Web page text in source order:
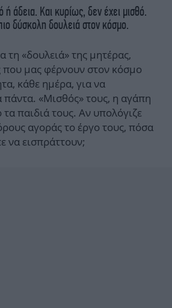
άδεια. Και κυρίως, δεν έχει μισθό.
δύσκολη δουλειά στον κόσμο.
τη «δουλειά» της μητέρας,
που μας φέρνουν στον κόσμο
κάθε ημέρα, για να
πάντα. «Μισθός» τους, η αγάπη
παιδιά τους. Αν υπολόγιζε
αγοράς το έργο τους, πόσα
να εισπράττουν;